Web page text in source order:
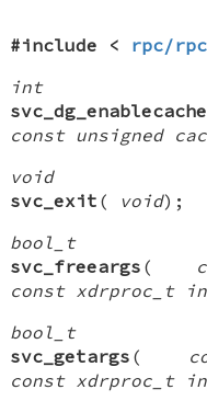
#include < rpc/
int
svc_dg_enablecache
const unsigned
void
svc_exit ( void);
bool_t
svc_freeargs (
const xdrproc_t
bool_t
svc_getargs (
const xdrproc_t